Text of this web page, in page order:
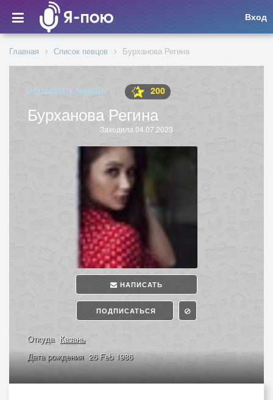
Вход
Главная Список певцов Бурханова Регина
ИСПОЛНИТЕЛЬНИЦА 200
Бурханова Регина
Заходила 04.07.2023
НАПИСАТЬ
ПОДПИСАТЬСЯ
Откуда Казань
Дата рождения 26 Feb 1986